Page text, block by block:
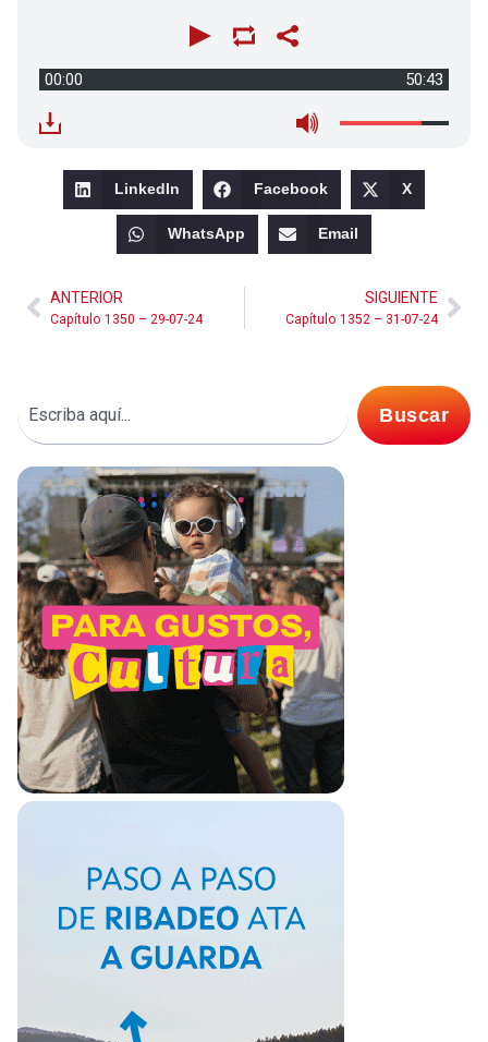
00:00 50:43
LinkedIn Facebook X
WhatsApp Email
ANTERIOR
Capítulo 1350 – 29-07-24
SIGUIENTE
Capítulo 1352 – 31-07-24
Buscar